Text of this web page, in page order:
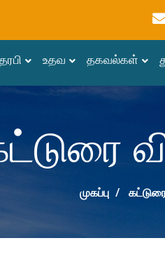
உதவ தகவல்கள்
முகப்பு